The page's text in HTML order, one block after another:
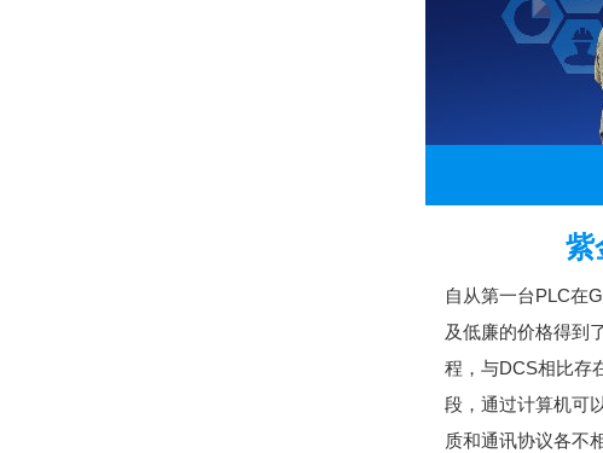
紫
自从第一台PLC在
及低廉的价格得到
程，与DCS相比存
段，通过计算机可
质和通讯协议各不